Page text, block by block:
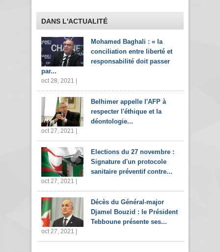
DANS L'ACTUALITÉ
Mohamed Baghali : « la
conciliation entre liberté et
responsabilité doit passer
par...
oct 28, 2021 |
Belhimer appelle l'AFP à
respecter l'éthique et la
déontologie...
oct 27, 2021 |
Elections du 27 novembre :
Signature d'un protocole
sanitaire préventif contre...
oct 27, 2021 |
Décès du Général-major
Djamel Bouzid : le Président
Tebboune présente ses...
oct 27, 2021 |